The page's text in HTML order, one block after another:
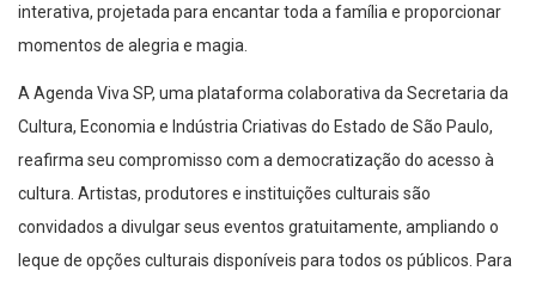
interativa, projetada para encantar toda a família e proporcionar
momentos de alegria e magia.
A Agenda Viva SP, uma plataforma colaborativa da Secretaria da
Cultura, Economia e Indústria Criativas do Estado de São Paulo,
reafirma seu compromisso com a democratização do acesso à
cultura. Artistas, produtores e instituições culturais são
convidados a divulgar seus eventos gratuitamente, ampliando o
leque de opções culturais disponíveis para todos os públicos. Para